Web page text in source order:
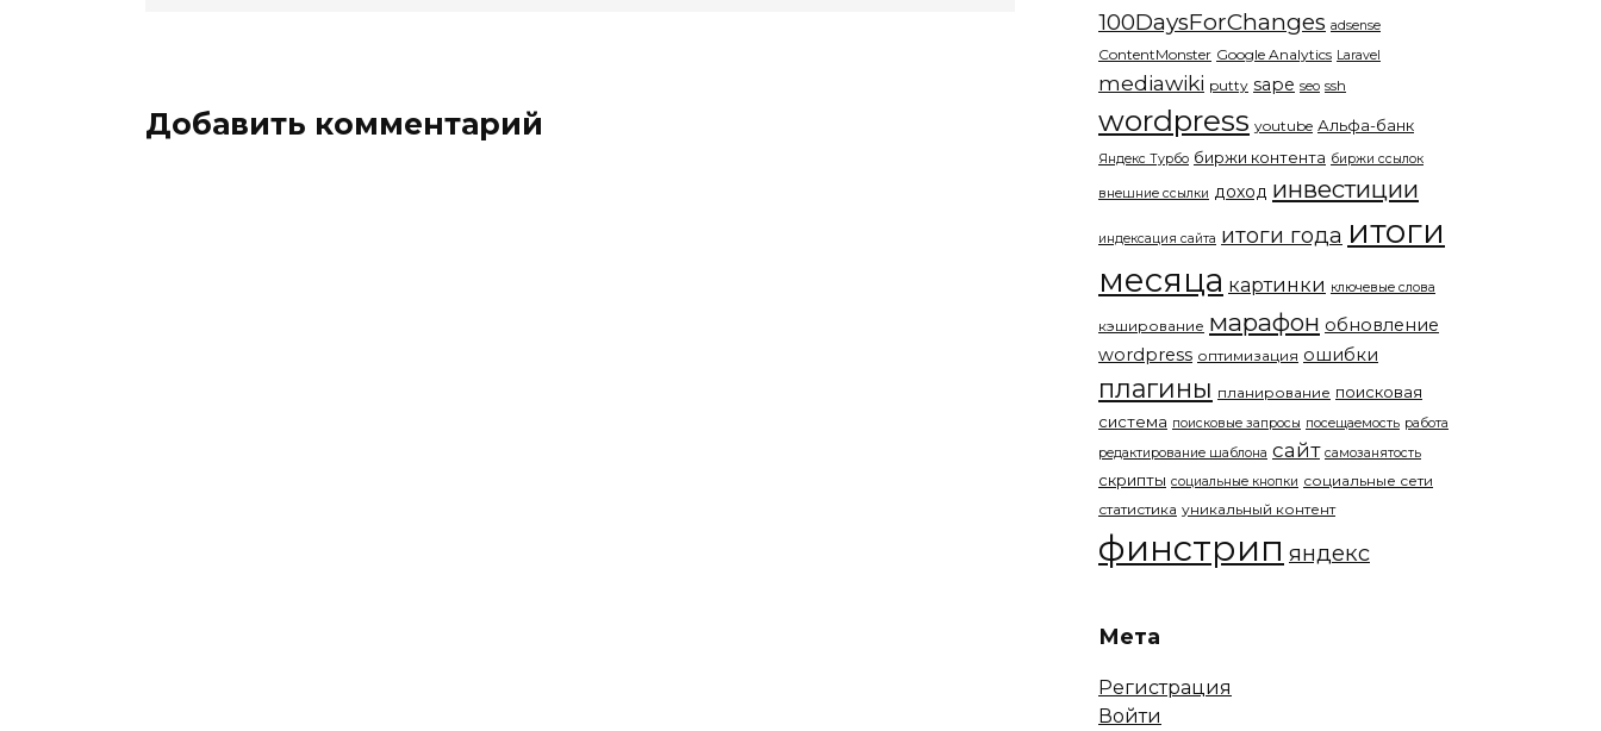
Добавить комментарий
100DaysForChanges adsense
ContentMonster Google Analytics Laravel
mediawiki putty sape seo ssh
wordpress youtube Альфа-банк
Яндекс Турбо биржи контента биржи ссылок
внешние ссылки доход инвестиции
индексация сайта итоги года итоги
месяца картинки ключевые слова
кэширование марафон обновление
wordpress оптимизация ошибки
плагины планирование поисковая
система поисковые запросы посещаемость работа
редактирование шаблона сайт самозанятость
скрипты социальные кнопки социальные сети
статистика уникальный контент
финстрип яндекс
Мета
Регистрация
Войти